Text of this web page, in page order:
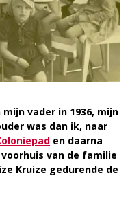
vader in 1936, mijn
was dan ik, naar
en daarna
van de familie
Kruize gedurende de